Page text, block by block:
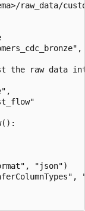
raw_data/
the raw data
"json")